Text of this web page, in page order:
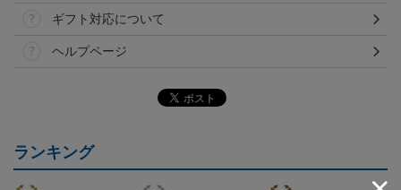
ギフト対応について
ヘルプページ
ランキング